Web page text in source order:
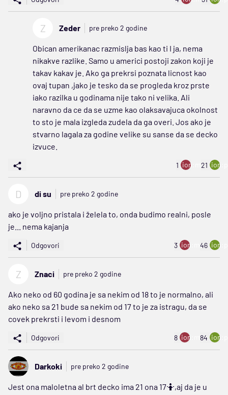
Z Zeder pre preko 2 godine
Obican amerikanac razmislja bas kao ti I ja, nema
nikakve razlike. Samo u americi postoji zakon koji je
takav kakav je. Ako ga prekrsi poznata licnost kao
ovaj tupan ,jako je tesko da se progleda kroz prste
iako razilka u godinama nije tako ni velika. Ali
naravno da ce da se uzme kao olaksavajuca okolnost
to sto je mala izgleda zudela da ga overi. Jos ako je
stvarno lagala za godine velike su sanse da se decko
izvuce.
1 ion:minus
21
D di su pre preko 2 godine
ako je voljno pristala i želela to, onda budimo realni, posle
je... nema kajanja
Odgovori 3 ion:minus
46
Z Znaci pre preko 2 godine
Ako neko od 60 godina je sa nekim od 18 to je normalno, ali
ako neko sa 21 bude sa nekim od 17 to je za istragu, da se
covek prekrsti i levom i desnom
Odgovori 8 ion:minus
84
Darkoki pre preko 2 godine
Jest ona maloletna al brt decko ima 21 ona 17🤷,aj da je u